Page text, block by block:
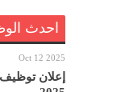
احدث
Oct 12 2025
إعلان